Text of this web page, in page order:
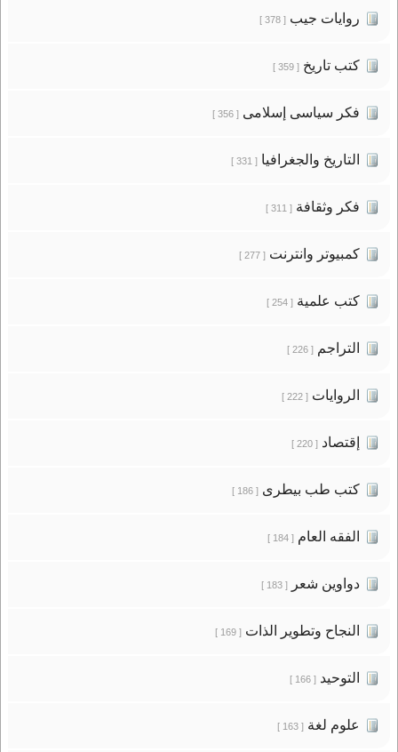
روايات جيب[ 378 ]
كتب تاريخ[ 359 ]
فكر سياسى إسلامى[ 356 ]
التاريخ والجغرافيا[ 331 ]
فكر وثقافة[ 311 ]
كمبيوتر وانترنت[ 277 ]
كتب علمية[ 254 ]
التراجم[ 226 ]
الروايات[ 222 ]
إقتصاد[ 220 ]
كتب طب بيطرى[ 186 ]
الفقه العام[ 184 ]
دواوين شعر[ 183 ]
النجاح وتطوير الذات[ 169 ]
التوحيد[ 166 ]
علوم لغة[ 163 ]